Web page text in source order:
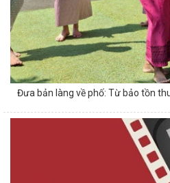
Đưa bản làng về phố: Từ bảo tồn